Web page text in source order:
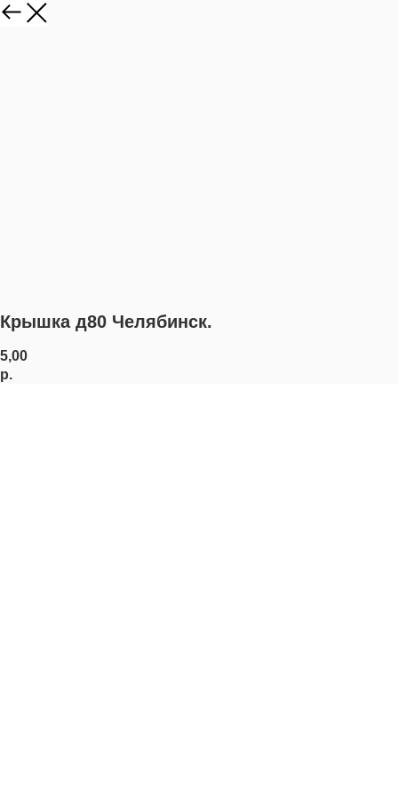
Крышка д80 Челябинск.
5,00
р.